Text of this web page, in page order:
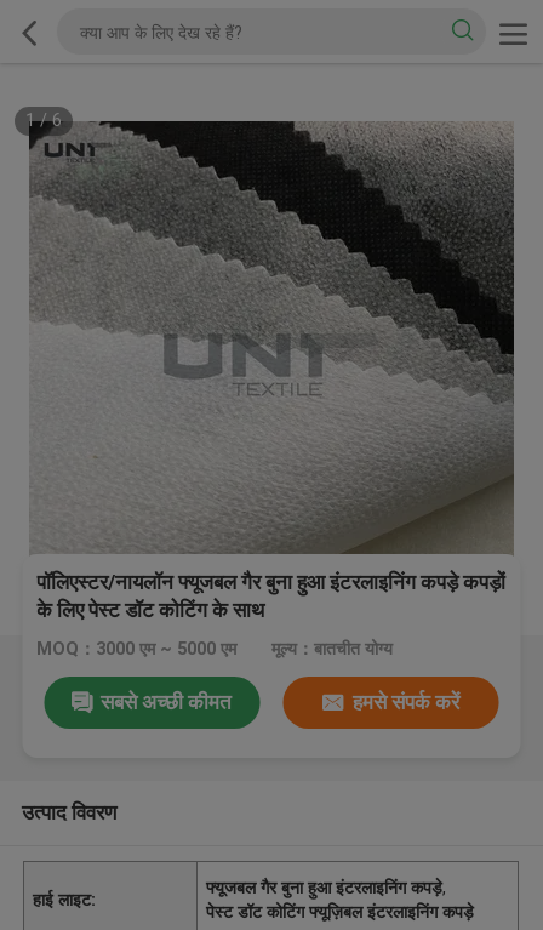
1/6
पॉलिएस्टर/नायलॉन फ्यूजबल गैर बुना हुआ इंटरलाइनिंग कपड़े कपड़ों
के लिए पेस्ट डॉट कोटिंग के साथ
MOQ：3000 एम ~ 5000 एम मूल्य：बातचीत योग्य
सबसे अच्छी कीमत हमसे संपर्क करें
उत्पाद विवरण
हाई लाइट:
फ्यूजबल गैर बुना हुआ इंटरलाइनिंग कपड़े,
पेस्ट डॉट कोटिंग फ्यूज़िबल इंटरलाइनिंग कपड़े